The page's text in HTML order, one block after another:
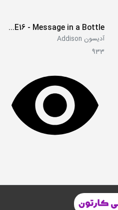
S01E16 - Message in a Bottle
آدیسون Addison
933